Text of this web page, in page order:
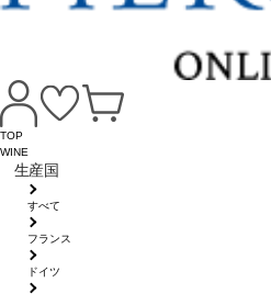
TOP
WINE
生産国
すべて
フランス
ドイツ